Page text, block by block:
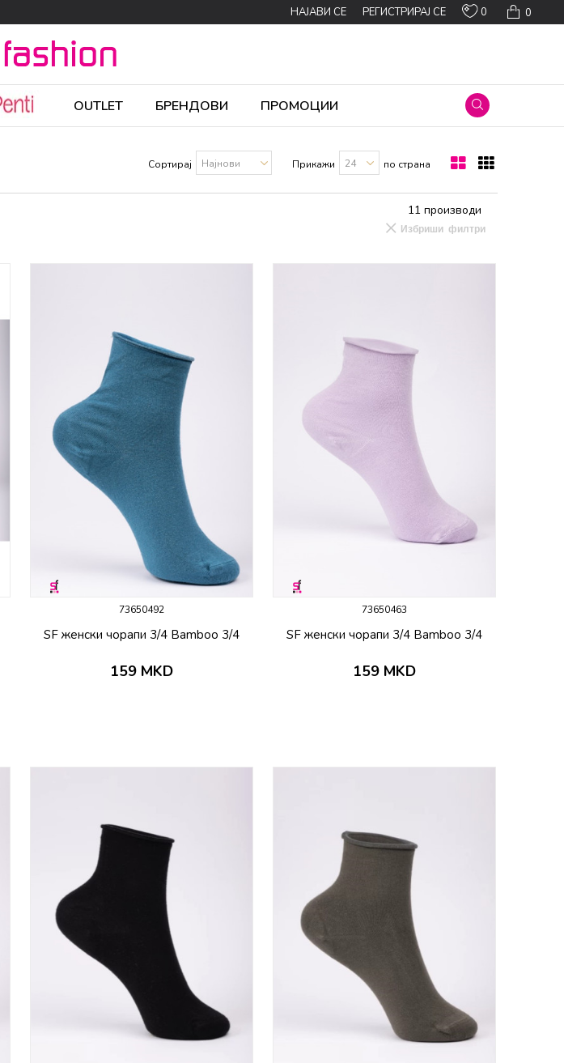
0
0
НАЈАВИ СЕ РЕГИСТРИРАЈ СЕ
OUTLET БРЕНДОВИ ПРОМОЦИИ
Сортирај Прикажи по страна
11 производи
Избриши филтри
73650492
SF женски чорапи 3/4 Bamboo 3/4
159 MKD
73650463
SF женски чорапи 3/4 Bamboo 3/4
159 MKD